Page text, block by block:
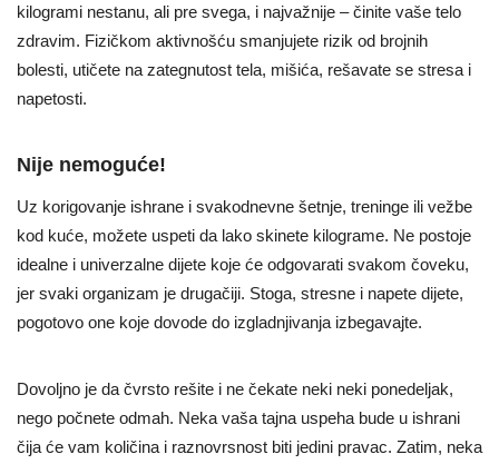
kilogrami nestanu, ali pre svega, i najvažnije – činite vaše telo
zdravim. Fizičkom aktivnošću smanjujete rizik od brojnih
bolesti, utičete na zategnutost tela, mišića, rešavate se stresa i
napetosti.
Nije nemoguće!
Uz korigovanje ishrane i svakodnevne šetnje, treninge ili vežbe
kod kuće, možete uspeti da lako skinete kilograme. Ne postoje
idealne i univerzalne dijete koje će odgovarati svakom čoveku,
jer svaki organizam je drugačiji. Stoga, stresne i napete dijete,
pogotovo one koje dovode do izgladnjivanja izbegavajte.
Dovoljno je da čvrsto rešite i ne čekate neki neki ponedeljak,
nego počnete odmah. Neka vaša tajna uspeha bude u ishrani
čija će vam količina i raznovrsnost biti jedini pravac. Zatim, neka